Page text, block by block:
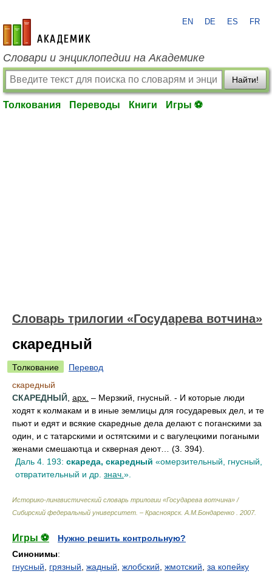
academic.ru
EN DE ES FR
Словари и энциклопедии на Академике
Найти!
Толкования Переводы Книги Игры ⚽
Словарь трилогии «Государева вотчина»
скаредный
Толкование
Перевод
скаредный
СКАРЕДНЫЙ арх. – Мерзкий, гнусный. - И которые люди
ходят к колмакам и в иные землицы для государевых дел, и те
пьют и едят и всякие скаредные дела делают с поганскими за
один, и с татарскими и остятскими и с вагулецкими погаными
женами смешаютца и скверная деют… (3. 394).
Даль 4. 193: скареда, скаредный «омерзительный, гнусный,
отвратительный и др. знач. ».
Историко-лингвистический словарь трилогии «Государева вотчина» /
Сибирский федеральный университет. – Красноярск. А.М.Бондаренко 2007.
Игры ⚽
Нужно решить контрольную?
Синонимы:
гнусный
грязный жадный жлобский жмотский за копейку